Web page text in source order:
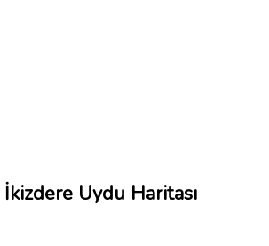
İkizdere Uydu Haritası